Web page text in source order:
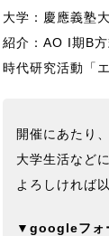
大学：慶應義塾
紹介：AO I期B
時代研究活動「
開催にあたり
大学生活など
よろしければ
▼googleフォ